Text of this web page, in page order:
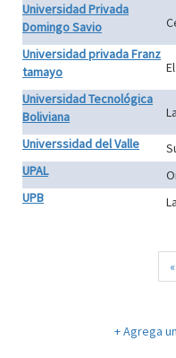
Universidad Privada
Domingo Savio
Universidad privada Franz
tamayo
Universidad Tecnológica
Boliviana
Universsidad del Valle
UPAL
UPB
«
+ Agrega